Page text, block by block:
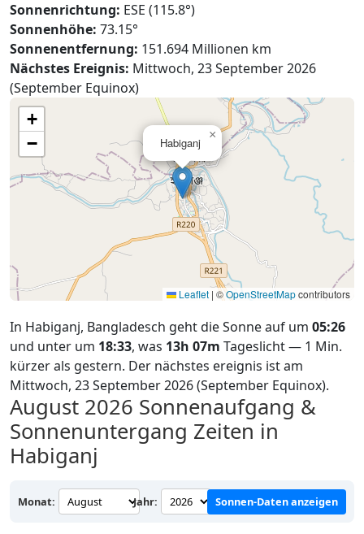
Sonnenrichtung: ESE (115.8°)
Sonnenhöhe: 73.15°
Sonnenentfernung: 151.694 Millionen km
Nächstes Ereignis: Mittwoch, 23 September 2026
(September Equinox)
Habiganj
×
+
−
Leaflet | ©OpenStreetMapcontributors
In Habiganj, Bangladesch geht die Sonne auf um 05:26
und unter um 18:33, was 13h 07m Tageslicht — 1 Min.
kürzer als gestern. Der nächstes ereignis ist am
Mittwoch, 23 September 2026 (September Equinox).
August 2026 Sonnenaufgang &
Sonnenuntergang Zeiten in
Habiganj
Monat: Jahr: Sonnen-Daten anzeigen